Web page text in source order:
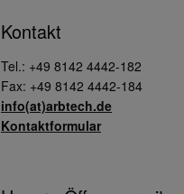
Kontakt
Tel.: +49 8142 4442-182
Fax: +49 8142 4442-184
info(at)arbtech.de
Kontaktformular